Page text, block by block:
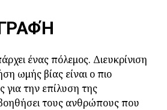
ένας πόλεμος. Διευκρίνιση
ωμής βίας είναι ο πιο
για την επίλυση της
τους ανθρώπους που